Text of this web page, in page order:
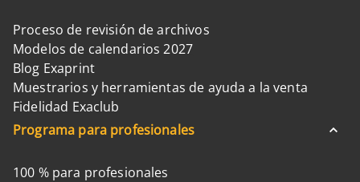
Proceso de revisión de archivos
Modelos de calendarios 2027
Blog Exaprint
Muestrarios y herramientas de ayuda a la venta
Fidelidad Exaclub
Programa para profesionales
100 % para profesionales